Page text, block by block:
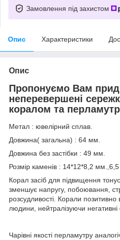
Замовлення під захистом
Опис Характеристики
Опис
Пропонуємо Вам
неперевершені
коралом та
Метал : ювелірний сплав.
Довжина( загальна) : 64 мм.
Довжина без застібки : 49 мм.
Розмір каменів : 14*12*8,2
Корал засіб для підвищення
зменшує напругу, побоювання,
розсудливості. Корали позитивно
людини, нейтралізуючи негативні
Чарівні якості перламутру